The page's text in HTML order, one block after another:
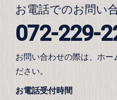
お電話でのお問い
072-229-
お問い合わせの際は、ホー
ださい。
お電話受付時間